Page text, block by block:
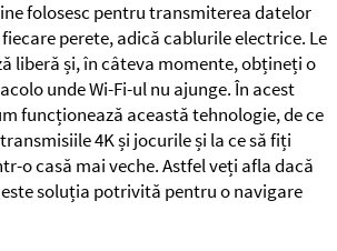
folosesc pentru transmiterea datelor
perete, adică cablurile electrice. Le
liberă și, în câteva momente, obțineți o
unde Wi-Fi-ul nu ajunge. În acest
funcționează această tehnologie, de ce
4K și jocurile și la ce să fiți
o casă mai veche. Astfel veți afla dacă
soluția potrivită pentru o navigare